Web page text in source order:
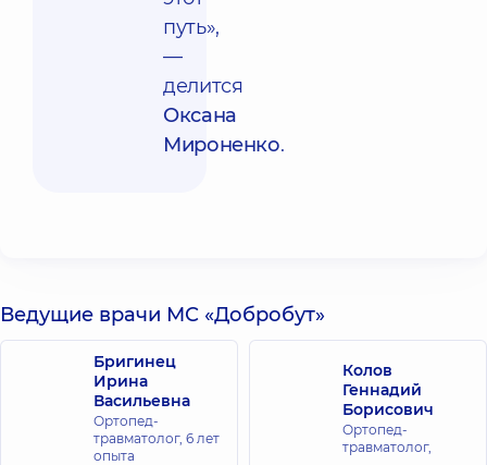
путь»,
—
делится
Оксана
Мироненко.
Ведущие врачи МС «Добробут»
Бригинец
Ирина
Васильевна
Ортопед-
травматолог, 6 лет
опыта
Колов
Геннадий
Борисович
Ортопед-
травматолог,